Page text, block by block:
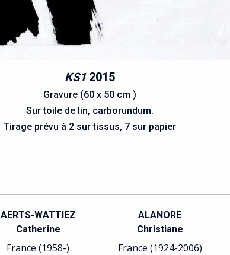
KS12015
Gravure (60 x 50 cm )
Sur toile de lin, carborundum.
Tirage prévu à 2 sur tissus, 7 sur papier
AERTS-WATTIEZ
Catherine
France (1958-)
ALANORE
Christiane
France (1924-2006)